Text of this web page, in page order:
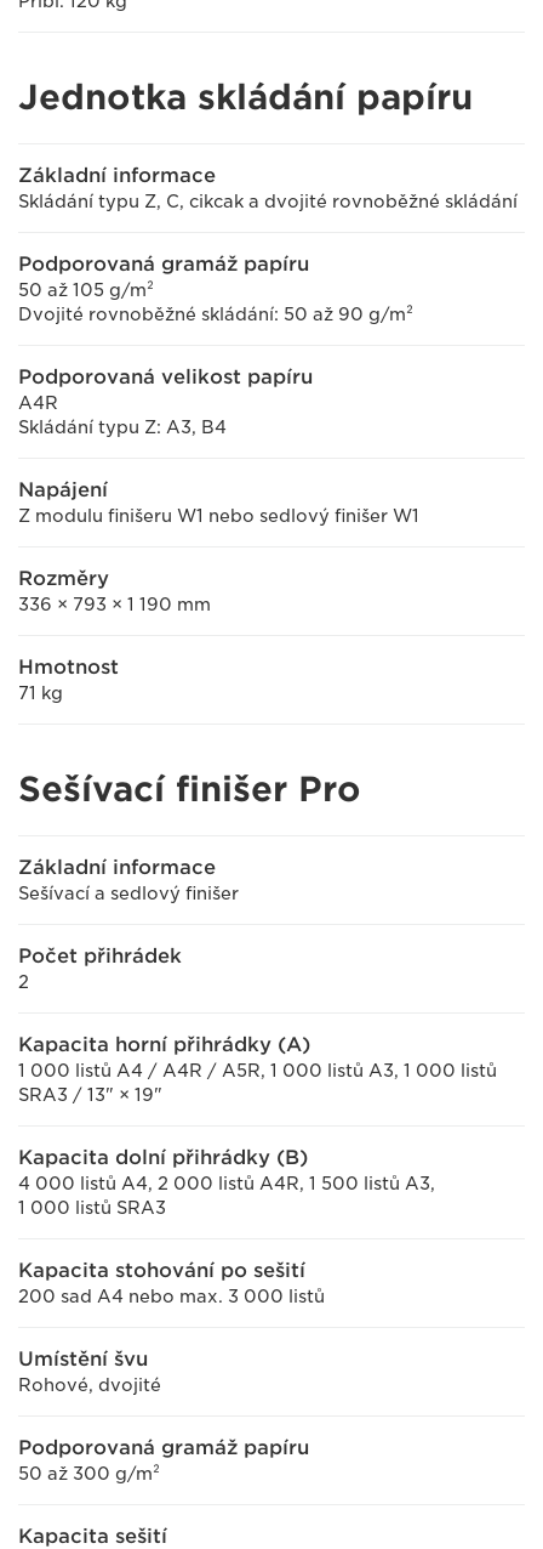
Jednotka skládání papíru
Základní informace
Skládání typu Z, C, cikcak a dvojité rovnoběžné skládání
Podporovaná gramáž papíru
50 až 105 g/m²
Dvojité rovnoběžné skládání: 50 až 90 g/m²
Podporovaná velikost papíru
A4R
Skládání typu Z: A3, B4
Napájení
Z modulu finišeru W1 nebo sedlový finišer W1
Rozměry
336 × 793 × 1 190 mm
Hmotnost
71 kg
Sešívací finišer Pro
Základní informace
Sešívací a sedlový finišer
Počet přihrádek
2
Kapacita horní přihrádky (A)
1 000 listů A4 / A4R / A5R, 1 000 listů A3, 1 000 listů
SRA3 / 13" × 19"
Kapacita dolní přihrádky (B)
4 000 listů A4, 2 000 listů A4R, 1 500 listů A3,
1 000 listů SRA3
Kapacita stohování po sešití
200 sad A4 nebo max. 3 000 listů
Umístění švu
Rohové, dvojité
Podporovaná gramáž papíru
50 až 300 g/m²
Kapacita sešití